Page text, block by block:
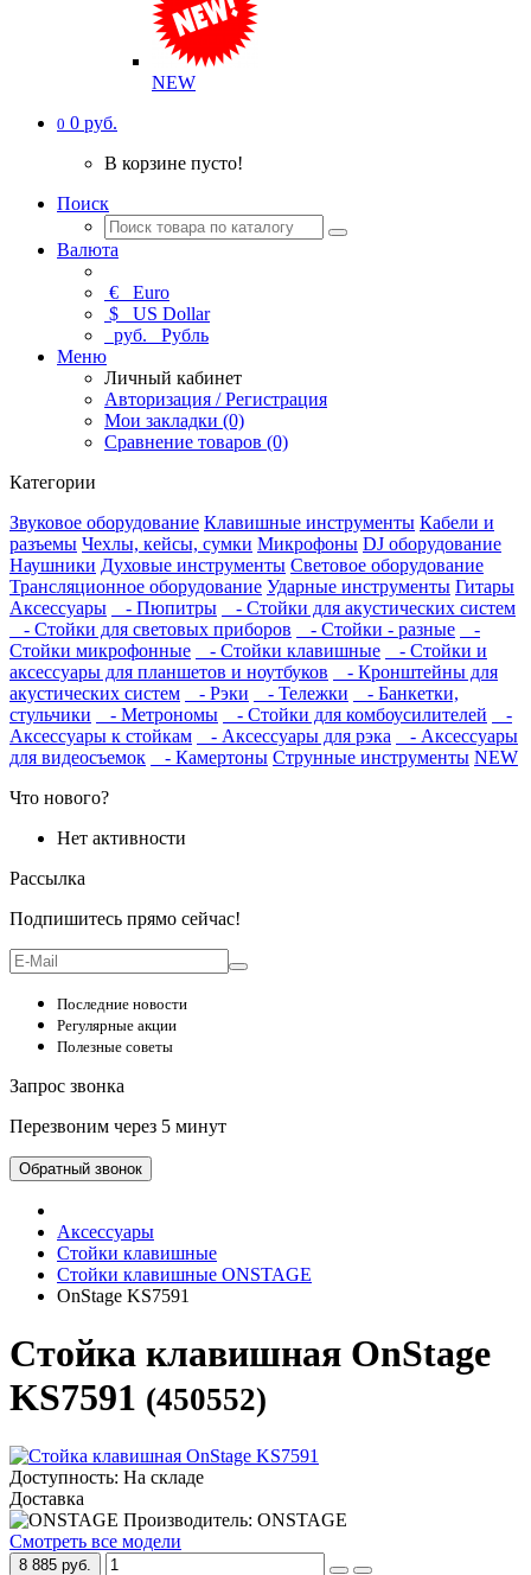
NEW
0 0 руб.
В корзине пусто!
Поиск
Валюта
€ Euro
$ US Dollar
руб. Рубль
Меню
Личный кабинет
Авторизация / Регистрация
Мои закладки (0)
Сравнение товаров (0)
Категории
Звуковое оборудование Клавишные инструменты Кабели и
разъемы Чехлы, кейсы, сумки Микрофоны DJ оборудование
Наушники Духовые инструменты Световое оборудование
Трансляционное оборудование Ударные инструменты Гитары
Аксессуары
- Пюпитры
- Стойки для акустических систем
- Стойки для световых приборов
- Стойки - разные
-
Стойки микрофонные
- Стойки клавишные
- Стойки и
аксессуары для планшетов и ноутбуков
- Кронштейны для
акустических систем
- Рэки - Тележки
- Банкетки,
стульчики
- Метрономы - Стойки для комбоусилителей
-
Аксессуары к стойкам
- Аксессуары для рэка
- Аксессуары
для видеосъемок
- Камертоны Струнные инструменты NEW
Что нового?
Нет активности
Рассылка
Подпишитесь прямо сейчас!
Последние новости
Регулярные акции
Полезные советы
Запрос звонка
Перезвоним через 5 минут
Обратный звонок
Аксессуары
Стойки клавишные
Стойки клавишные ONSTAGE
OnStage KS7591
Стойка клавишная OnStage
KS7591 (450552)
Доступность: На складе
Доставка
Производитель: ONSTAGE
Смотреть все модели
8 885 руб.